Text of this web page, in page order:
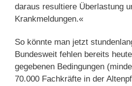
daraus resultiere Überlastung
Krankmeldungen.«
So könnte man jetzt
Bundesweit fehlen bereits
gegebenen Bedingungen
70.000 Fachkräfte in der